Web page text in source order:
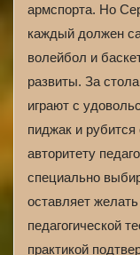
армспорта. Но
каждый должен
волейбол и
развиты. За
играют с
пиджак и
авторитету
специально
оставляет
педагогической
практикой